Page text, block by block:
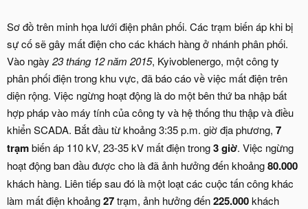
Sơ đồ trên minh họa lưới điện phân phối. Các trạm biến áp khi bị
sự cố sẽ gây mất điện cho các khách hàng ở nhánh phân phối.
Vào ngày 23 tháng 12 năm 2015, Kyivoblenergo, một công ty
phân phối điện trong khu vực, đã báo cáo về việc mất điện trên
diện rộng. Việc ngừng hoạt động là do một bên thứ ba nhập bất
hợp pháp vào máy tính của công ty và hệ thống thu thập và điều
khiển SCADA. Bắt đầu từ khoảng 3:35 p.m. giờ địa phương, 7
trạmbiến áp 110 kV, 23-35 kV mất điện trong3 giờ. Việc ngừng
hoạt động ban đầu được cho là đã ảnh hưởng đến khoảng80.000
khách hàng. Liên tiếp sau đó là một loạt các cuộc tấn công khác
làm mất điện khoảng27trạm, ảnh hưởng đến225.000khách